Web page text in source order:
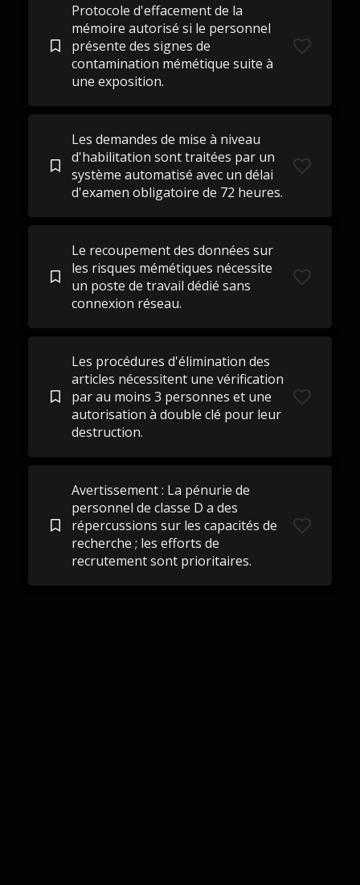
Protocole d'effacement de la
mémoire autorisé si le personnel
présente des signes de
contamination mémétique suite à
une exposition.
Les demandes de mise à niveau
d'habilitation sont traitées par un
système automatisé avec un délai
d'examen obligatoire de 72 heures.
Le recoupement des données sur
les risques mémétiques nécessite
un poste de travail dédié sans
connexion réseau.
Les procédures d'élimination des
articles nécessitent une vérification
par au moins 3 personnes et une
autorisation à double clé pour leur
destruction.
Avertissement : La pénurie de
personnel de classe D a des
répercussions sur les capacités de
recherche ; les efforts de
recrutement sont prioritaires.